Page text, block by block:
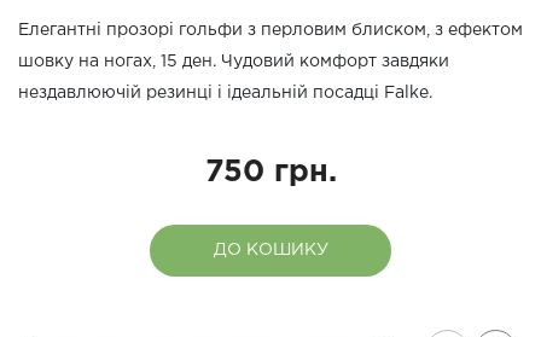
Елегантні прозорі гольфи з перловим блиском, з ефектом
шовку на ногах, 15 ден. Чудовий комфорт завдяки
нездавлюючій резинці і ідеальній посадці Falke.
750 грн.
ДО КОШИКУ